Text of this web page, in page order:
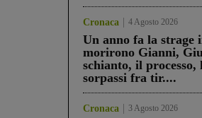
Cronaca 4 Agosto 2026
Un anno fa la strage
morirono Gianni,
schianto, il processo,
sorpassi fra tir....
Cronaca 3 Agosto 2026